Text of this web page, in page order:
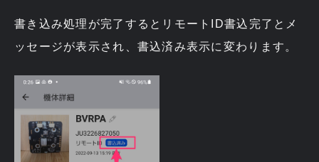
書き込み処理が完了するとリモートID書込完了とメ
ッセージが表示され、書込済み表示に変わります。